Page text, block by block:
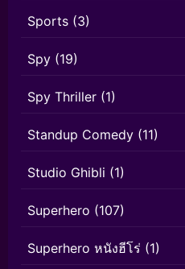
Sports (3)
Spy (19)
Spy Thriller (1)
Standup Comedy (11)
Studio Ghibli (1)
Superhero (107)
Superhero หนังฮีโร่ (1)